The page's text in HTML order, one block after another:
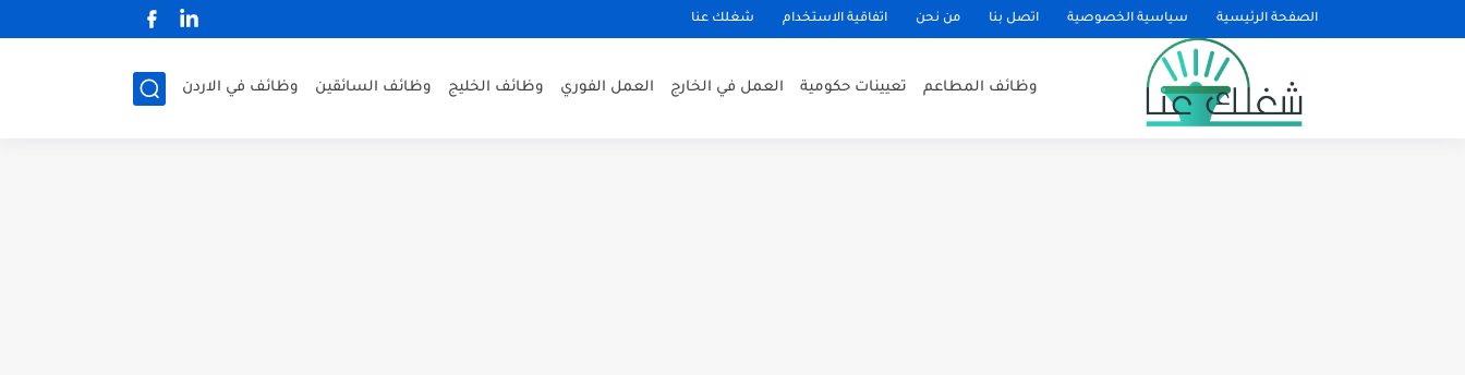
الصفحة الرئيسية سياسية الخصوصية اتصل بنا من نحن اتفاقية الاستخدام شغلك عنا
وظائف المطاعم تعيينات حكومية العمل في الخارج العمل الفوري وظائف الخليج وظائف السائقين وظائف في الاردن